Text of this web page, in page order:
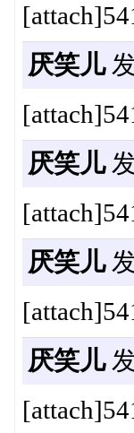
厌笑儿
厌笑儿
厌笑儿
厌笑儿